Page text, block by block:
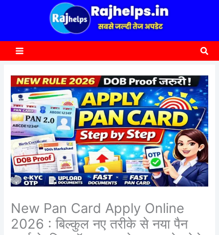
New Pan Card Apply Online
2026 : बिल्कुल नए तरीके से नया पैन
c